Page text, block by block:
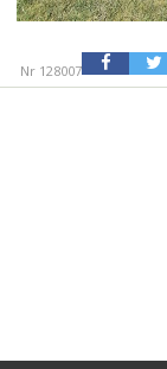
Nr 128007